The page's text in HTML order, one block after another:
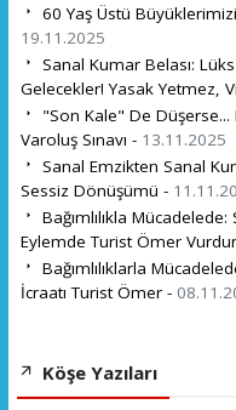
60 Yaş Üstü
19.11.2025
Sanal Kumar Belası:
Gelecekler! Yasak Yetmez,
"Son Kale" De Düşerse...
Varoluş Sınavı - 13.11.2025
Sanal Emzikten Sanal
Sessiz Dönüşümü -
Bağımlılıkla
Eylemde Turist Ömer
Bağımlılıklarla
İcraatı Turist Ömer -
Köşe Yazıları